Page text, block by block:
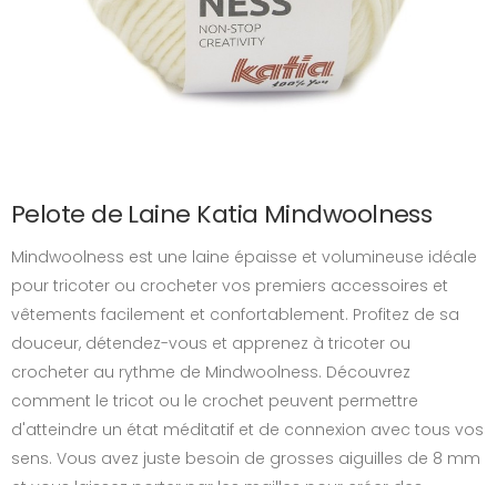
Pelote de Laine Katia Mindwoolness
Mindwoolness est une laine épaisse et volumineuse idéale
pour tricoter ou crocheter vos premiers accessoires et
vêtements facilement et confortablement. Profitez de sa
douceur, détendez-vous et apprenez à tricoter ou
crocheter au rythme de Mindwoolness. Découvrez
comment le tricot ou le crochet peuvent permettre
d'atteindre un état méditatif et de connexion avec tous vos
sens. Vous avez juste besoin de grosses aiguilles de 8 mm